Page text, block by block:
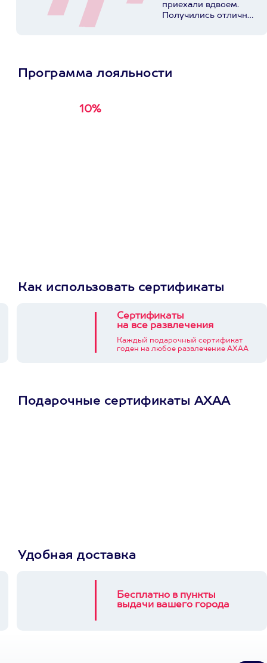
приехали вдвоем.
Получились отличные
нашли легко общий
Программа лояльности
10%
Как использовать сертификаты
Сертификаты
на все развлечения
Каждый подарочный сертификат
годен на любое развлечение АХАА
Подарочные сертификаты АХАА
Удобная доставка
Бесплатно в пункты
выдачи вашего города